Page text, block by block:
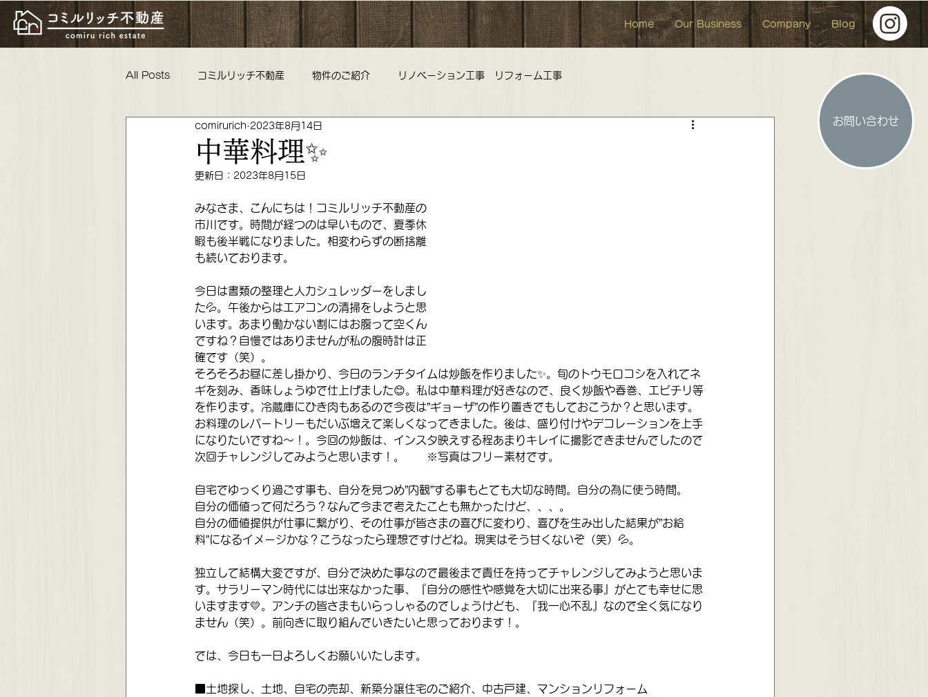
お問い合わせ
Home Our Business Company Blog
All Posts コミルリッチ不動産 物件のご紹介 リノベーション工事 リフォーム工事
物件紹介 リフォーム工事 親睦旅行 中古マンション 不動産査定 野老澤雛物語 ひな祭り 雛人形 イベント イベント参加
これからの活動 懇親会 ロータリークラブ 不動産 リノベーション リフォーム 中古マンション お洒落な中古マンション
中華料理✨
comirurich 2023年8月14日
更新日： 2023年8月15日
みなさま、こんにちは！コミルリッチ不動産の
市川です。時間が経つのは早いもので、夏季休
暇も後半戦になりました。相変わらずの断捨離
も続いております。
今日は書類の整理と人力シュレッダーをしまし
た💦。午後からはエアコンの清掃をしようと思
います。あまり働かない割にはお腹って空くん
ですね？自慢ではありませんが私の腹時計は正
確です（笑）。
そろそろお昼に差し掛かり、今日のランチタイムは炒飯を作りました✨。旬のトウモロコシを入れてネ
ギを刻み、香味しょうゆで仕上げました😊。私は中華料理が好きなので、良く炒飯や春巻、エビチリ等
を作ります。冷蔵庫にひき肉もあるので今夜は”ギョーザ”の作り置きでもしておこうか？と思います。
お料理のレパートリーもだいぶ増えて楽しくなってきました。後は、盛り付けやデコレーションを上手
になりたいですね～！。今回の炒飯は、インスタ映えする程あまりキレイに撮影できませんでしたので
次回チャレンジしてみようと思います！。　　※写真はフリー素材です。
自宅でゆっくり過ごす事も、自分を見つめ”内観”する事もとても大切な時間。自分の為に使う時間。
自分の価値って何だろう？なんて今まで考えたことも無かったけど、、、。
自分の価値提供が仕事に繋がり、その仕事が皆さまの喜びに変わり、喜びを生み出した結果が”お給
料”になるイメージかな？こうなったら理想ですけどね。現実はそう甘くないぞ（笑）💦。
独立して結構大変ですが、自分で決めた事なので最後まで責任を持ってチャレンジしてみようと思いま
す。サラリーマン時代には出来なかった事、『自分の感性や感覚を大切に出来る事』がとても幸せに思
いますます💛。アンチの皆さまもいらっしゃるのでしょうけども、『我一心不乱』なので全く気になり
ません（笑）。前向きに取り組んでいきたいと思っております！。
では、今日も一日よろしくお願いいたします。
■土地探し、土地、自宅の売却、新築分譲住宅のご紹介、中古戸建、マンションリフォーム